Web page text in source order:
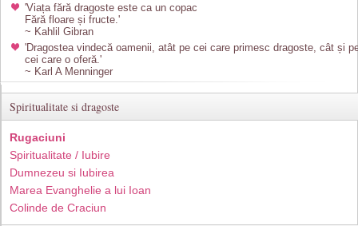
'Viața fără dragoste este ca un copac
Fără floare și fructe.'
~ Kahlil Gibran
'Dragostea vindecă oamenii, atât pe cei care primesc dragoste, cât și
cei care o oferă.'
~ Karl A Menninger
Spiritualitate si dragoste
Rugaciuni
Spiritualitate / Iubire
Dumnezeu si Iubirea
Marea Evanghelie a lui Ioan
Colinde de Craciun